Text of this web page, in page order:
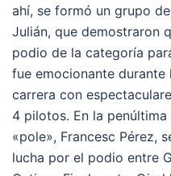
ahí, se formó un grupo
Julián, que demostraron
podio de la categoría
fue emocionante durante
carrera con
4 pilotos. En la
«pole», Francesc Pérez,
lucha por el podio entre